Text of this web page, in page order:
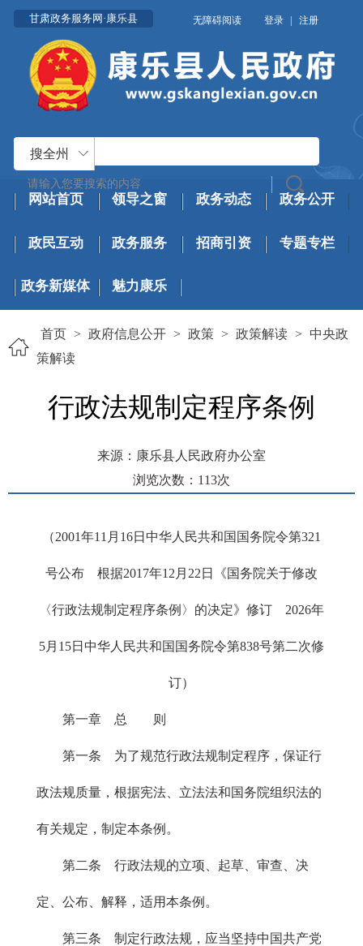
甘肃政务服务网·康乐县 无障碍阅读 登录 | 注册
搜全州
网站首页 领导之窗 政务动态 政务公开
政民互动 政务服务 招商引资 专题专栏
政务新媒体 魅力康乐
首页 > 政府信息公开 > 政策 > 政策解读 > 中央政
策解读
行政法规制定程序条例
来源：康乐县人民政府办公室
浏览次数： 113次
（2001年11月16日中华人民共和国国务院令第321
号公布 根据2017年12月22日《国务院关于修改
〈行政法规制定程序条例〉的决定》修订 2026年
5月15日中华人民共和国国务院令第838号第二次修
订）
第一章 总 则
第一条 为了规范行政法规制定程序，保证行
政法规质量，根据宪法、立法法和国务院组织法的
有关规定，制定本条例。
第二条 行政法规的立项、起草、审查、决
定、公布、解释，适用本条例。
第三条 制定行政法规，应当坚持中国共产党